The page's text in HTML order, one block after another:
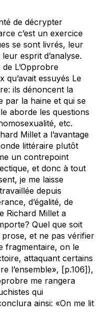
de décrypter
c’est un exercice
se sont livrés, leur
esprit d’analyse.
de L’Opprobre
qu’avait essuyés Le
: ils dénoncent la
par la haine et qui se
aborde les questions
etc.
Millet a l’avantage
littéraire plutôt
un contrepoint
et donc à tout
je me laisse
depuis
d’égalité, de
Richard Millet a
Quel que soit
et ne pas vérifier
fragmentaire, on le
attaquant certains
l’ensemble», [p.106]),
me rangera
qui
ainsi: «On me lit